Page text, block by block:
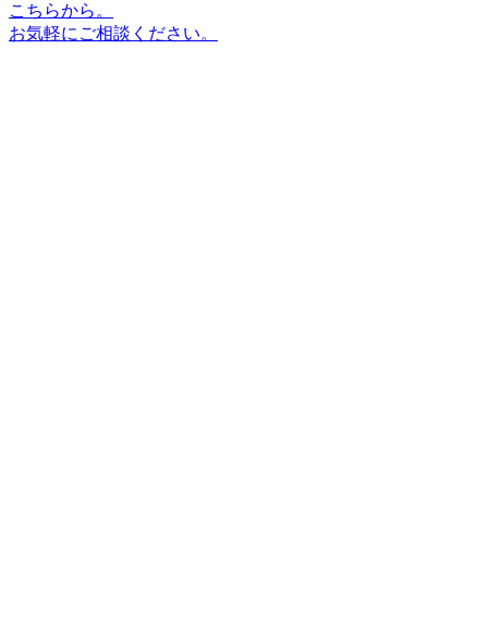
こちらから。
お気軽にご相談ください。